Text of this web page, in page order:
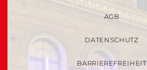
AGB
DATENSCHUTZ
BARRIEREFREIHEIT